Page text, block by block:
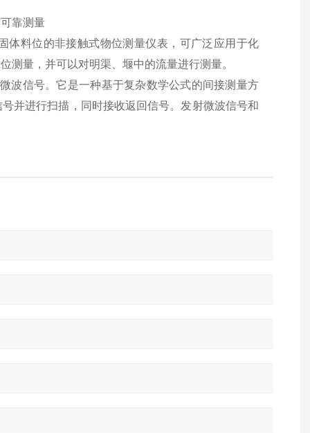
靠测量
体料位的非接触式物位测量仪表，可广泛应用于化
测量，并可以对明渠、堰中的流量进行测量。
波信号。它是一种基于复杂数学公式的间接测量方
并进行扫描，同时接收返回信号。发射微波信号和